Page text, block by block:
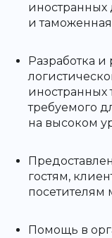
иностранных
и
Разработка
иностранных
требуемого
на высоком
гостям,
посетителям
Помощь в